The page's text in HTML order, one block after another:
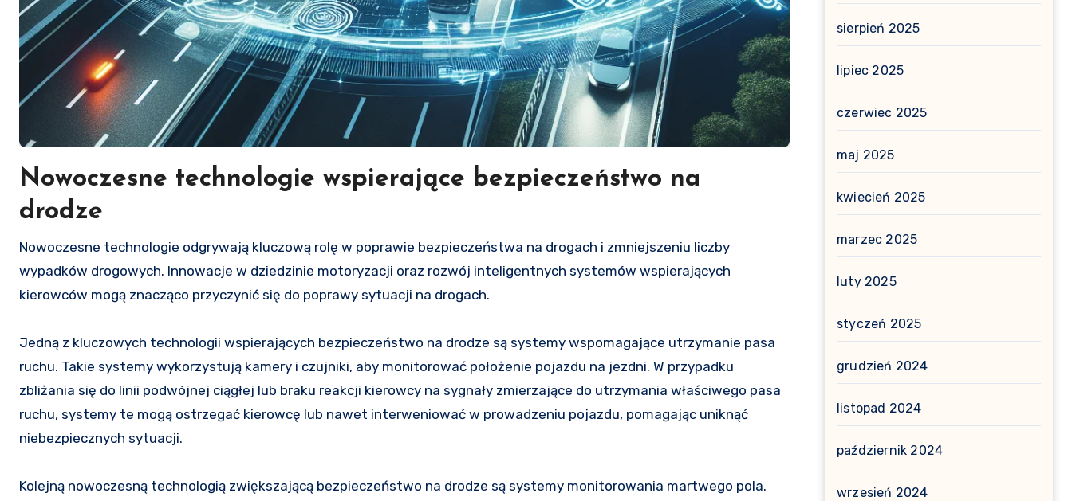
Nowoczesne technologie wspierające bezpieczeństwo na
drodze
Nowoczesne technologie odgrywają kluczową rolę w poprawie bezpieczeństwa na drogach i zmniejszeniu liczby
wypadków drogowych. Innowacje w dziedzinie motoryzacji oraz rozwój inteligentnych systemów wspierających
kierowców mogą znacząco przyczynić się do poprawy sytuacji na drogach.
Jedną z kluczowych technologii wspierających bezpieczeństwo na drodze są systemy wspomagające utrzymanie pasa
ruchu. Takie systemy wykorzystują kamery i czujniki, aby monitorować położenie pojazdu na jezdni. W przypadku
zbliżania się do linii podwójnej ciągłej lub braku reakcji kierowcy na sygnały zmierzające do utrzymania właściwego pasa
ruchu, systemy te mogą ostrzegać kierowcę lub nawet interweniować w prowadzeniu pojazdu, pomagając uniknąć
niebezpiecznych sytuacji.
Kolejną nowoczesną technologią zwiększającą bezpieczeństwo na drodze są systemy monitorowania martwego pola.
sierpień 2025
lipiec 2025
czerwiec 2025
maj 2025
kwiecień 2025
marzec 2025
luty 2025
styczeń 2025
grudzień 2024
listopad 2024
październik 2024
wrzesień 2024